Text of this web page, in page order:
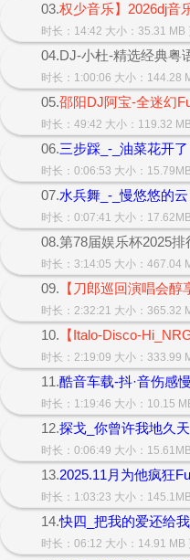
03.权少音乐】2026dj音
时长：14:42 大小：35.31 MB
04.DJ-小杜-精选经典粤
时长：1:00:06 大小：144.28
05.邵阳DJ阿宝-全迷幻
时长：49:42 大小：119.32
06.三步踩_-_油菜花开
时长：0:06:53 大小：
07.水兵舞_-_慢悠悠的
时长：0:07:41 大小：
08.第78届娱乐杯2025
时长：3:14:05 大小：467.04
09. 【刀郎巡回演唱会
时长：2:32:21 大小：365.32
10. 【Italo-Disco-
时长：2:19:09 大小：333.99
11.酷音车载-抖·音伤感
时长：1:19:46 大小：10.15
12.探戈_你曾许我地久
时长：0:06:49 大小：
13.2025.11月为他疯狂
时长：1:03:23 大小：
14.快四_把我的爱还给
时长：06:12 大小：14.91 MB